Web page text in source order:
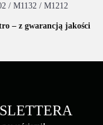
/ M1132 / M1212
– z gwarancją jakości